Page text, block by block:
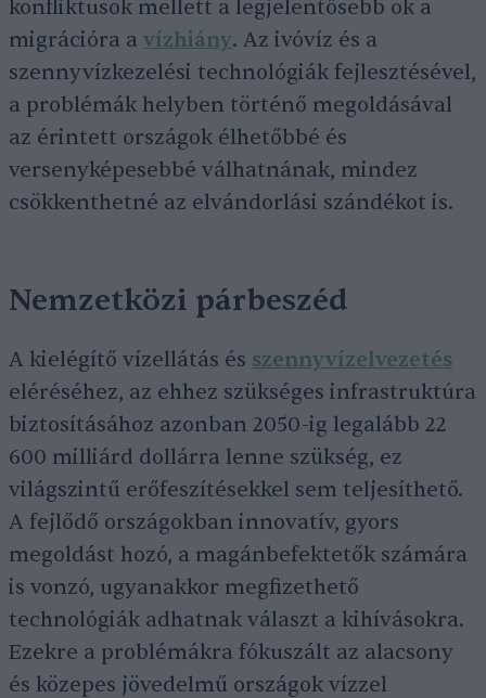
konfliktusok mellett a legjelentősebb ok a
migrációra a vízhiány. Az ivóvíz és a
szennyvízkezelési technológiák fejlesztésével,
a problémák helyben történő megoldásával
az érintett országok élhetőbbé és
versenyképesebbé válhatnának, mindez
csökkenthetné az elvándorlási szándékot is.
Nemzetközi párbeszéd
A kielégítő vízellátás és szennyvízelvezetés
eléréséhez, az ehhez szükséges infrastruktúra
biztosításához azonban 2050-ig legalább 22
600 milliárd dollárra lenne szükség, ez
világszintű erőfeszítésekkel sem teljesíthető.
A fejlődő országokban innovatív, gyors
megoldást hozó, a magánbefektetők számára
is vonzó, ugyanakkor megfizethető
technológiák adhatnak választ a kihívásokra.
Ezekre a problémákra fókuszált az alacsony
és közepes jövedelmű országok vízzel